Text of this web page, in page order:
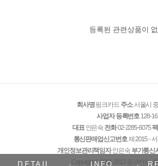
DETAIL INFO
등록된 관련상품이
회사명핑크카드 주소서울시
사업자 등록번호 128-
대표안은숙 전화02-2285-6075
통신판매업신고번호제 2015 -
개인정보관리책임자안은숙부가통신
Copyright © 2001-2013 핑크카드. All